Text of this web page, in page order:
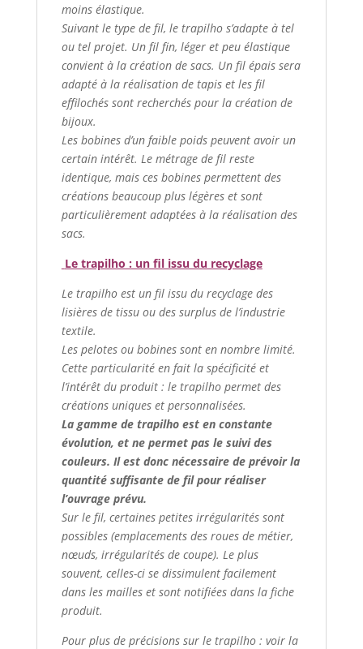
moins élastique.
Suivant le type de fil, le trapilho s’adapte à tel
ou tel projet. Un fil fin, léger et peu élastique
convient à la création de sacs. Un fil épais sera
adapté à la réalisation de tapis et les fil
effilochés sont recherchés pour la création de
bijoux.
Les bobines d’un faible poids peuvent avoir un
certain intérêt. Le métrage de fil reste
identique, mais ces bobines permettent des
créations beaucoup plus légères et sont
particulièrement adaptées à la réalisation des
sacs.
Le trapilho : un fil issu du recyclage
Le trapilho est un fil issu du recyclage des
lisières de tissu ou des surplus de l’industrie
textile.
Les pelotes ou bobines sont en nombre limité.
Cette particularité en fait la spécificité et
l’intérêt du produit : le trapilho permet des
créations uniques et personnalisées.
La gamme de trapilho est en constante
évolution, et ne permet pas le suivi des
couleurs. Il est donc nécessaire de prévoir la
quantité suffisante de fil pour réaliser
l’ouvrage prévu.
Sur le fil, certaines petites irrégularités sont
possibles (emplacements des roues de métier,
nœuds, irrégularités de coupe). Le plus
souvent, celles-ci se dissimulent facilement
dans les mailles et sont notifiées dans la fiche
produit.
Pour plus de précisions sur le trapilho : voir la